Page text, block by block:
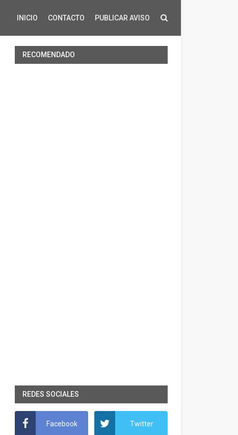
INICIO CONTACTO PUBLICAR AVISO
RECOMENDADO
REDES SOCIALES
Facebook Twitter